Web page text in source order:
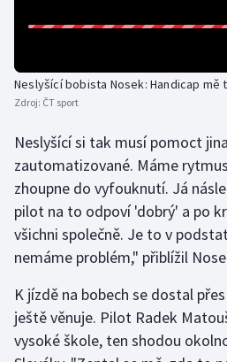
Plážový volejbal
Rychlobruslení
Rychlostní kanoistika
Short track
Sportovní střelba
Stolní tenis
Neslyšící bobista Nosek: Handicap mě
Zdroj: ČT sport
Neslyšící si tak musí pomoct
zautomatizované. Máme
zhoupne do vyfouknutí. Já
pilot na to odpoví 'dobrý' a po
všichni společně. Je to v
nemáme problém," přiblížil
K jízdě na bobech se dostal
ještě věnuje. Pilot Radek
vysoké škole, ten shodou